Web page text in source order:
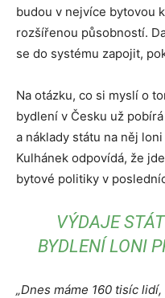
budou v nejvíce bytovou
rozšířenou působností.
se do systému zapojit,
Na otázku, co si myslí o
bydlení v Česku už
a náklady státu na něj
Kulhánek odpovídá, že
bytové politiky v
VÝDAJE
BYDLENÍ LONI
„Dnes máme 160 tisíc